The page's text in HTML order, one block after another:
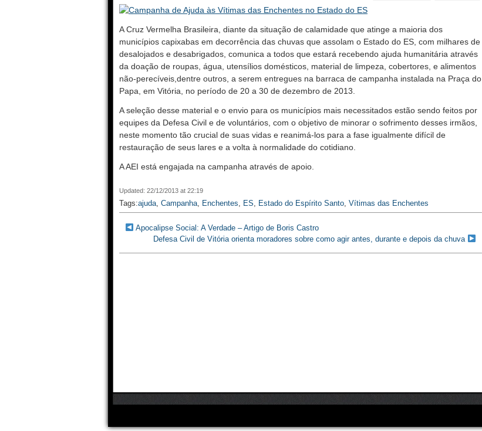
A Cruz Vermelha Brasileira, diante da situação de calamidade que atinge a maioria dos
municípios capixabas em decorrência das chuvas que assolam o Estado do ES, com milhares de
desalojados e desabrigados, comunica a todos que estará recebendo ajuda humanitária através
da doação de roupas, água, utensílios domésticos, material de limpeza, cobertores, e alimentos
não-perecíveis,dentre outros, a serem entregues na barraca de campanha instalada na Praça do
Papa, em Vitória, no período de 20 a 30 de dezembro de 2013.
A seleção desse material e o envio para os municípios mais necessitados estão sendo feitos por
equipes da Defesa Civil e de voluntários, com o objetivo de minorar o sofrimento desses irmãos,
neste momento tão crucial de suas vidas e reanimá-los para a fase igualmente difícil de
restauração de seus lares e a volta à normalidade do cotidiano.
A AEI está engajada na campanha através de apoio.
Updated: 22/12/2013 at 22:19
Tags:ajuda, Campanha, Enchentes, ES, Estado do Espírito Santo, Vítimas das Enchentes
Apocalipse Social: A Verdade – Artigo de Boris Castro
Defesa Civil de Vitória orienta moradores sobre como agir antes, durante e depois da chuva